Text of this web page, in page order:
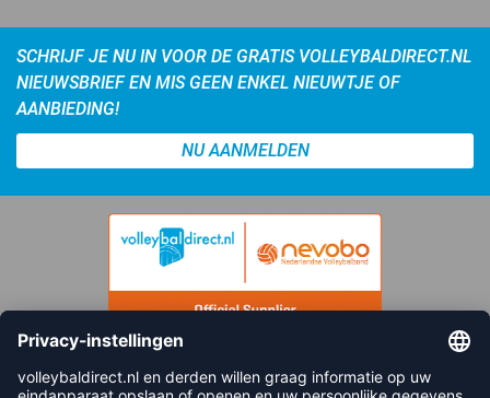
SCHRIJF JE NU IN VOOR DE GRATIS VOLLEYBALDIRECT.NL
NIEUWSBRIEF EN MIS GEEN ENKEL NIEUWTJE OF
AANBIEDING!
NU AANMELDEN